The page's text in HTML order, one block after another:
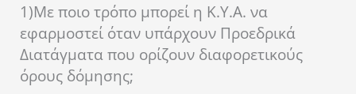
1)Με ποιο τρόπο μπορεί η Κ.Υ.Α. να
εφαρμοστεί όταν υπάρχουν Προεδρικά
Διατάγματα που ορίζουν διαφορετικούς
όρους δόμησης;